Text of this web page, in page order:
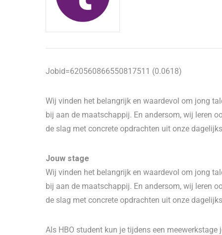
Jobid=620560866550817511 (0.0618)
Wij vinden het belangrijk en waardevol om jong
bij aan de maatschappij. En andersom, wij leren
de slag met concrete opdrachten uit onze
Jouw stage
Wij vinden het belangrijk en waardevol om jong
bij aan de maatschappij. En andersom, wij leren
de slag met concrete opdrachten uit onze
Als HBO student kun je tijdens een